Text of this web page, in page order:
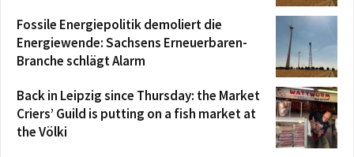
Fossile Energiepolitik demoliert die
Energiewende: Sachsens Erneuerbaren-
Branche schlägt Alarm
Back in Leipzig since Thursday: the Market
Criers’ Guild is putting on a fish market at
the Völki